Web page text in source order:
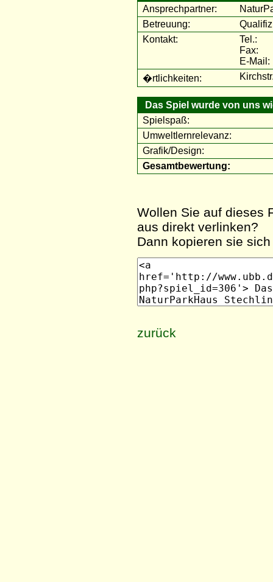
Ansprechpartner:
Betreuung:
Kontakt:
Tel.:
Fax:
E-Mail:
�rtlichkeiten:
Das Spiel wurde von uns
Spielspaß:
Umweltlernrelevanz:
Grafik/Design:
Gesamtbewertung:
Wollen Sie auf dieses
aus direkt verlinken?
Dann kopieren sie
zurück